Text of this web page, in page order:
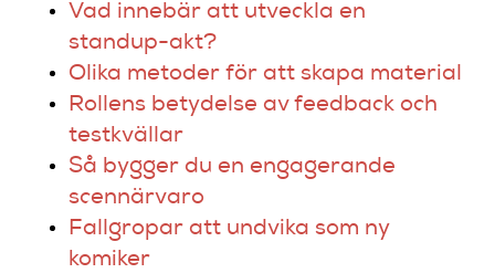
Vad innebär att utveckla en
standup-akt?
Olika metoder för att skapa material
Rollens betydelse av feedback och
testkvällar
Så bygger du en engagerande
scennärvaro
Fallgropar att undvika som ny
komiker